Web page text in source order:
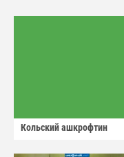
Кольский ашкрофтин